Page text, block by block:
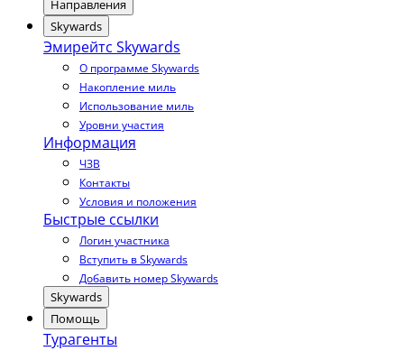
Направления
Skywards
Эмирейтс Skywards
О программе Skywards
Накопление миль
Использование миль
Уровни участия
Информация
ЧЗВ
Контакты
Условия и положения
Быстрые ссылки
Логин участника
Вступить в Skywards
Добавить номер Skywards
Skywards
Помощь
Турагенты